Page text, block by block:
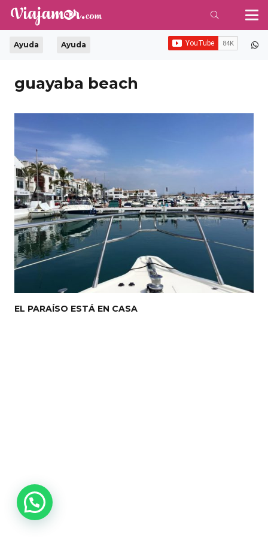
Ayuda Ayuda
guayaba beach
EL PARAÍSO ESTÁ EN CASA